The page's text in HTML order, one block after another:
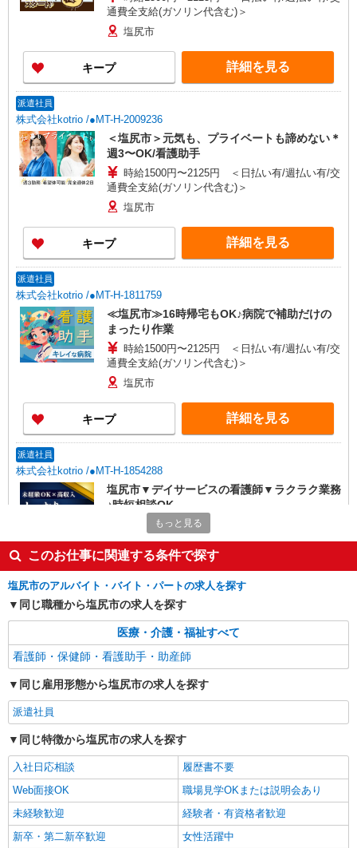
通費全支給(ガソリン代含む)＞
塩尻市
キープ 詳細を見る
派遣社員
株式会社kotrio /●MT-H-2009236
＜塩尻市＞元気も、プライベートも諦めない＊
週3〜OK/看護助手
時給1500円〜2125円 ＜日払い有/週払い有/交
通費全支給(ガソリン代含む)＞
塩尻市
キープ 詳細を見る
派遣社員
株式会社kotrio /●MT-H-1811759
≪塩尻市≫16時帰宅もOK♪病院で補助だけの
まったり作業
時給1500円〜2125円 ＜日払い有/週払い有/交
通費全支給(ガソリン代含む)＞
塩尻市
キープ 詳細を見る
派遣社員
株式会社kotrio /●MT-H-1854288
塩尻市▼デイサービスの看護師▼ラクラク業務
♪時短相談OK
時給2000円〜 ＜日払い有/週払い有/交通費全
支給(ガソリン代含む)＞
塩尻市
キープ 詳細を見る
株式会社kotrio /●MT-H-1908981
塩尻市＊病院のサポート役♪高時給＆充実の研
修で安心スタート
時給1500円〜2125円 ＜日払い有/週払い有/交
塩尻市
詳細を見る
派遣社員
株式会社kotrio /●MT-H-1854234
福祉看護は人生のサポーター。シニア住宅の看
もっと見る
このお仕事に関連する条件で探す
塩尻市のアルバイト・バイト・パートの求人を探す
同じ職種から塩尻市の求人を探す
医療・介護・福祉すべて
看護師・保健師・看護助手・助産師
同じ雇用形態から塩尻市の求人を探す
派遣社員
同じ特徴から塩尻市の求人を探す
入社日応相談
履歴書不要
Web面接OK
職場見学OKまたは説明会あり
未経験歓迎
経験者・有資格者歓迎
新卒・第二新卒歓迎
女性活躍中